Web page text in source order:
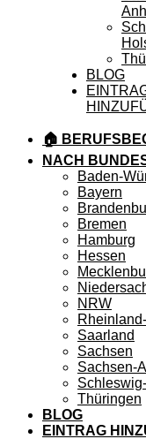
BLOG
🏠
NACH
Baden-
Bayern
Bremen
Hamburg
Hessen
NRW
Saarland
Sachsen
Sachsen-
Thüringen
BLOG
EINTRAG